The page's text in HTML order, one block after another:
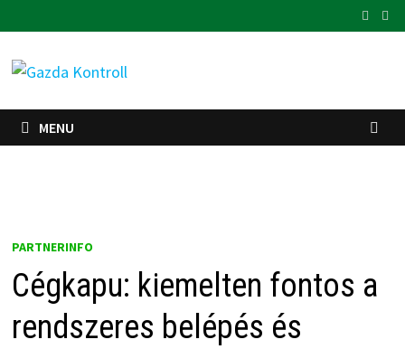
to
content
MENU
PARTNERINFO
Cégkapu: kiemelten fontos a
rendszeres belépés és